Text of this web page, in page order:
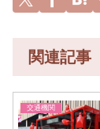
関連記事
交通機関